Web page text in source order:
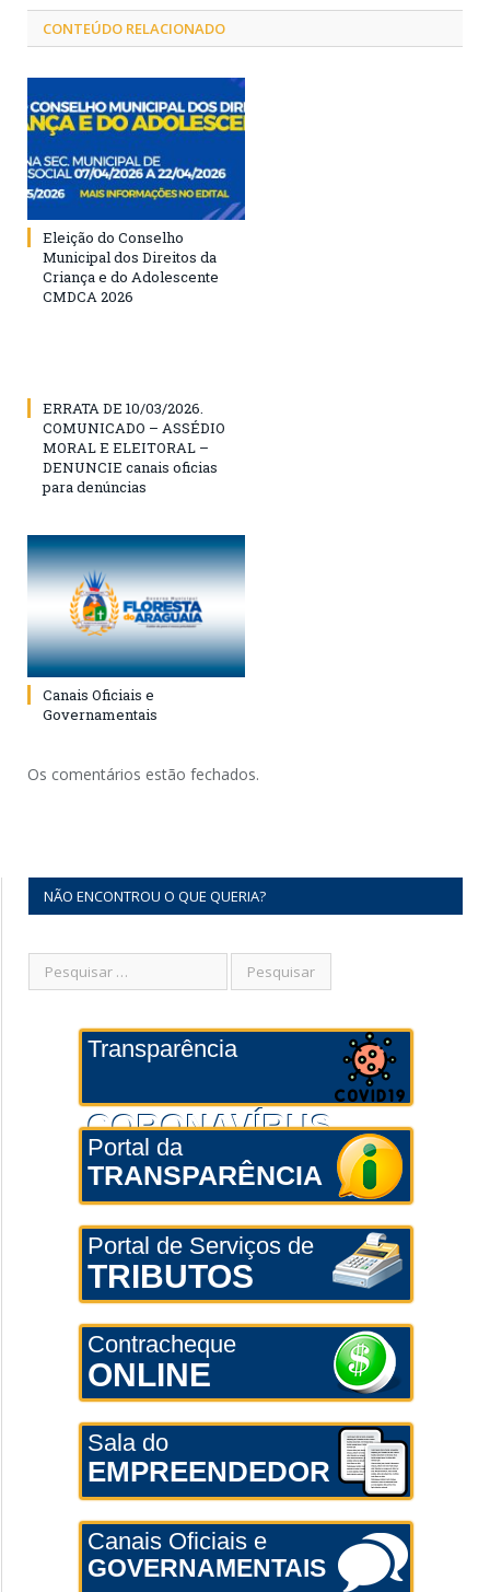
CONTEÚDO RELACIONADO
Eleição do Conselho
Municipal dos Direitos da
Criança e do Adolescente
CMDCA 2026
ERRATA DE 10/03/2026.
COMUNICADO – ASSÉDIO
MORAL E ELEITORAL –
DENUNCIE canais oficias
para denúncias
Canais Oficiais e
Governamentais
Os comentários estão fechados.
NÃO ENCONTROU O QUE QUERIA?
Transparência
CORONAVÍRUS
Portal da
TRANSPARÊNCIA
Portal de Serviços de
TRIBUTOS
Contracheque
ONLINE
Sala do
EMPREENDEDOR
Canais Oficiais e
GOVERNAMENTAIS